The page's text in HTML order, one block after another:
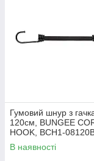
Гумовий шнур з
120см, BUNGEE
HOOK, BCH1-
В наявності